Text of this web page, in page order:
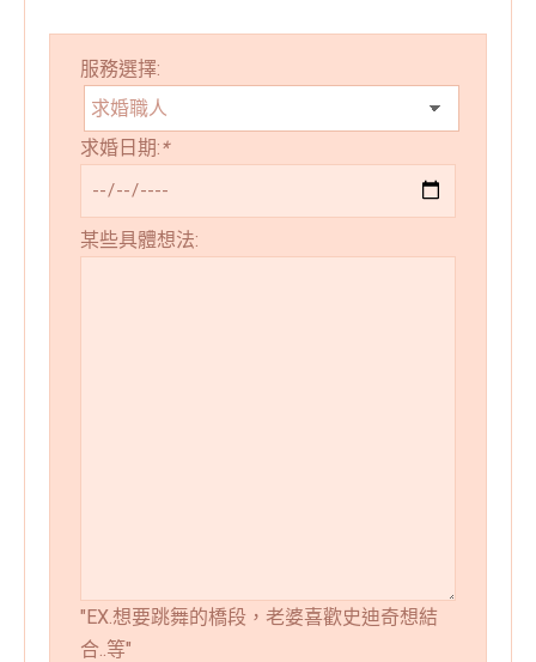
服務選擇:
求婚日期:*
某些具體想法:
"EX.想要跳舞的橋段，老婆喜歡史迪奇想結
合..等"